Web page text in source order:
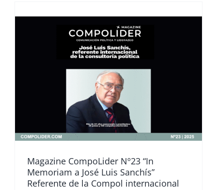
Magazine CompoLider Nº23 “In
Memoriam a José Luis Sanchís”
Referente de la Compol internacional